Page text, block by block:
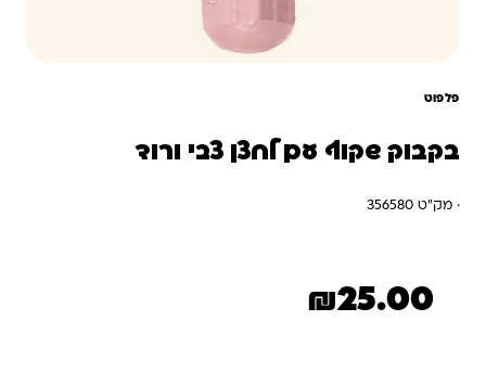
פלפוט
בקבוק שקוף עם לחצן צבי ורוד
· מק"ט 356580
₪25.00